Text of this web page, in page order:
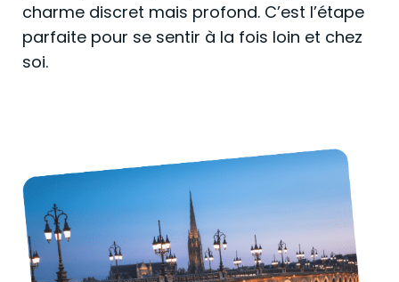
charme discret mais profond. C’est l’étape
parfaite pour se sentir à la fois loin et chez
soi.